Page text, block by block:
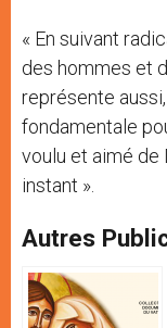
« En suivant
des hommes et
représente
fondamentale
voulu et aimé de
instant ».
Autres